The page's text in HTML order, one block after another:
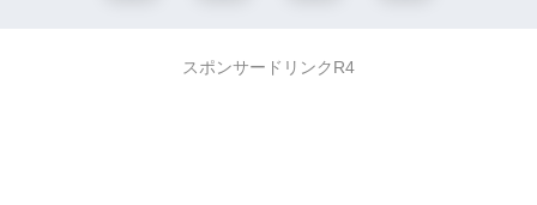
スポンサードリンクR4